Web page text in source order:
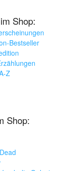
Shop:
Bestseller
Z
Shop: